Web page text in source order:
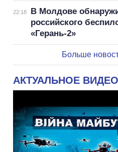
22:18
В Молдове
российского
«Герань-2»
Больше
АКТУАЛЬНОЕ ВИДЕО